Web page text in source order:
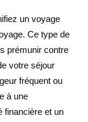
un voyage
Ce type de
prémunir contre
votre séjour
fréquent ou
à une
financière et un